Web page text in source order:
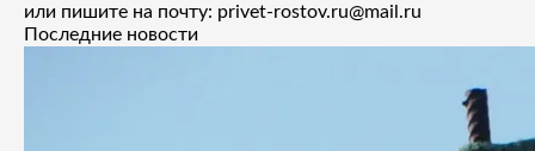
или пишите на почту: privet-rostov.ru@mail.ru
Последние новости